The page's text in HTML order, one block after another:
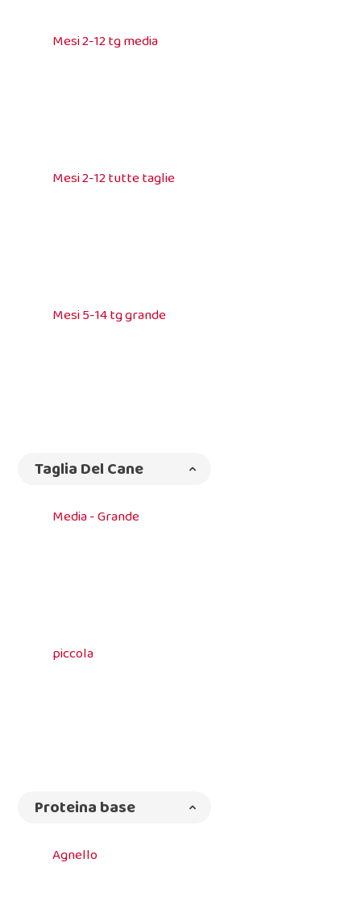
Mesi 2-12 tg media
Mesi 2-12 tutte taglie
Mesi 5-14 tg grande
Taglia Del Cane
Media - Grande
piccola
Proteina base
Agnello